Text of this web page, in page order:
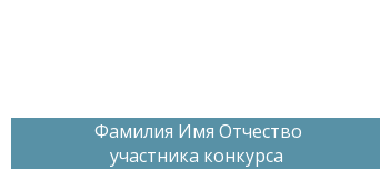
Фамилия Имя Отчество
участника конкурса